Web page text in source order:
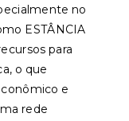
no
ESTÂNCIA
para
o que
e
rede